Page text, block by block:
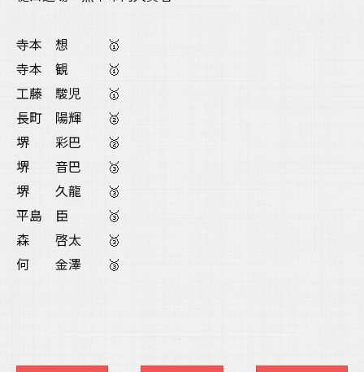
寺本 想 🥇
寺本 観 🥇
工藤 駿児 🥇
長町 陽輝 🥈
堺 彩巴 🥈
堺 音巴 🥉
堺 久龍 🥉
平島 臣 🥉
森 啓太 🥉
何 金澤 🥉